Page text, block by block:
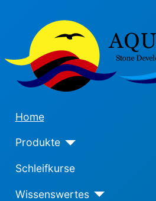
Home
Produkte
Schleifkurse
Wissenswertes